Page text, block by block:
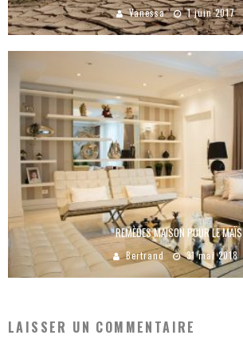
Vanessa 1 juin 2017
REMÈDES MAISON POUR LE MAÏS
Bertrand 31 mai 2018
LAISSER UN COMMENTAIRE